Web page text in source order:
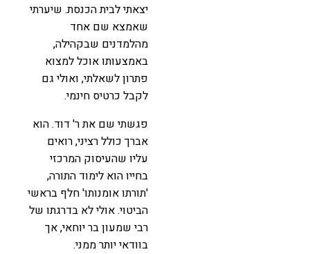
יצאתי לבית הכנסת. שיערתי
שאמצא שם אחד
מהלמדנים שבקהילה,
באמצעותו אוכל למצוא
פתרון לשאלתי, ואולי גם
לקבל כרטיס חינמי.
פגשתי שם את ר' דוד. הוא
אברך כולל רציני, רואים
עליו שהעיסוק המרכזי
בחייו הוא לימוד התורה,
'תורתו אומנותו' חלף בראשי
הביטוי. אולי לא בדרגתו של
רבי שמעון בר יוחאי, אך
בוודאי יותר ממני.